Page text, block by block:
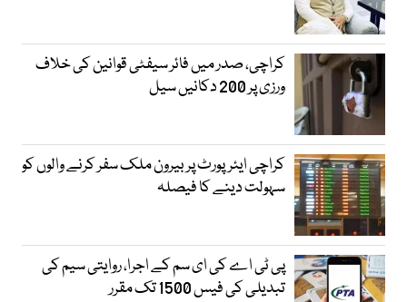
کراچی، صدر میں فائر سیفٹی قوانین کی خلاف
ورزی پر 200 دکانیں سیل
کراچی ایئرپورٹ پر بیرون ملک سفر کرنے والوں کو
سہولت دینے کا فیصلہ
پی ٹی اے کی ای سم کے اجرا، روایتی سیم کی
تبدیلی کی فیس 1500 تک مقرر